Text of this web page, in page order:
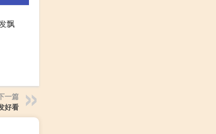
飘
一篇
好看